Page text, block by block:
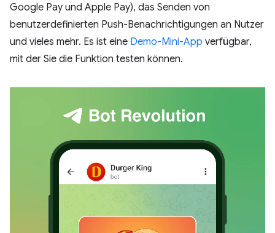
Google Pay und Apple Pay), das Senden von
benutzerdefinierten Push-Benachrichtigungen an Nutzer
und vieles mehr. Es ist eine Demo-Mini-App verfügbar,
mit der Sie die Funktion testen können.